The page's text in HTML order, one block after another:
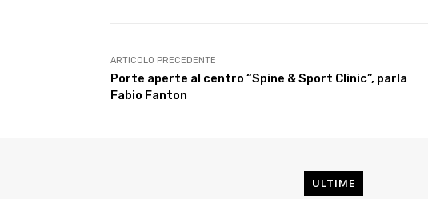
ARTICOLO PRECEDENTE
Porte aperte al centro “Spine & Sport Clinic”, parla
Fabio Fanton
ULTIME